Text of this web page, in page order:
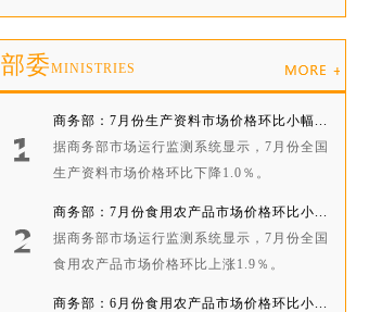
部委MINISTRIES
商务部：7月份生产资料市场价格环比小幅...
据商务部市场运行监测系统显示，7月份全国
生产资料市场价格环比下降1.0％。
商务部：7月份食用农产品市场价格环比小...
据商务部市场运行监测系统显示，7月份全国
食用农产品市场价格环比上涨1.9％。
商务部：6月份食用农产品市场价格环比小...